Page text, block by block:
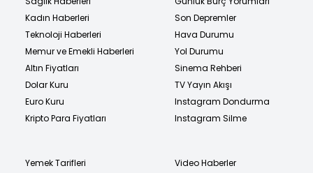
Kadın Haberleri
Teknoloji Haberleri
Memur ve Emekli Haberleri
Altın Fiyatları
Dolar Kuru
Euro Kuru
Kripto Para Fiyatları
Son Depremler
Hava Durumu
Yol Durumu
Sinema Rehberi
TV Yayın Akışı
Instagram Dondurma
Instagram Silme
Yemek Tarifleri
Video Haberler